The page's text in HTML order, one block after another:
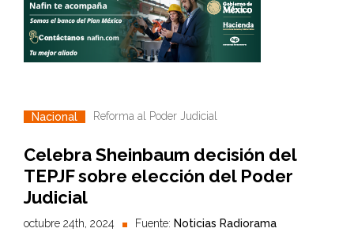
Nacional Reforma al Poder Judicial
Celebra Sheinbaum decisión del
TEPJF sobre elección del Poder
Judicial
octubre 24th, 2024 Fuente: Noticias Radiorama